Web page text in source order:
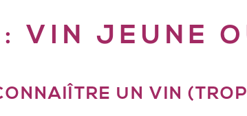
VIN JEUNE
UN VIN